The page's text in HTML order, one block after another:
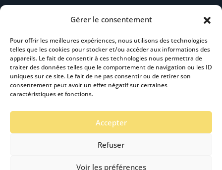
Gérer le consentement
Pour offrir les meilleures expériences, nous utilisons des technologies
telles que les cookies pour stocker et/ou accéder aux informations des
appareils. Le fait de consentir à ces technologies nous permettra de
traiter des données telles que le comportement de navigation ou les ID
uniques sur ce site. Le fait de ne pas consentir ou de retirer son
consentement peut avoir un effet négatif sur certaines
caractéristiques et fonctions.
Accepter
Refuser
Voir les préférences
Suivez-nous
S’abonner à la newsletter